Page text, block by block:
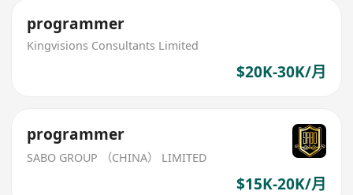
programmer
Kingvisions Consultants Limited
$20K-30K/月
programmer
SABO GROUP （CHINA） LIMITED
$15K-20K/月